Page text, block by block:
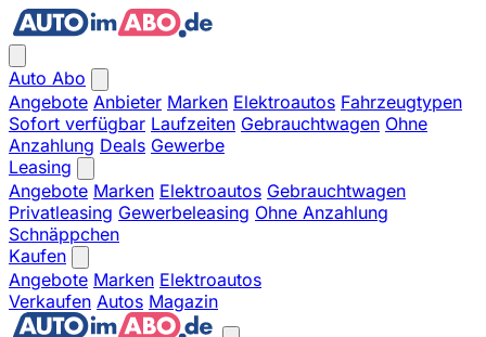
Auto Abo
Angebote Anbieter Marken Elektroautos Fahrzeugtypen
Sofort verfügbar Laufzeiten Gebrauchtwagen Ohne
Anzahlung Deals Gewerbe
Leasing
Angebote Marken Elektroautos Gebrauchtwagen
Privatleasing Gewerbeleasing Ohne Anzahlung
Schnäppchen
Kaufen
Angebote Marken Elektroautos
Verkaufen Autos Magazin